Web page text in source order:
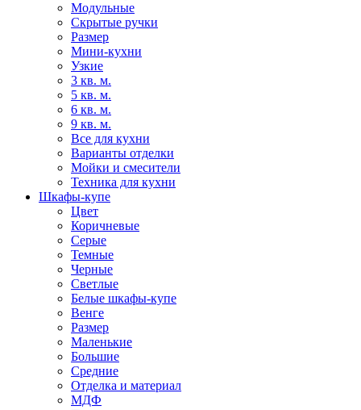
Модульные
Скрытые ручки
Размер
Мини-кухни
Узкие
3 кв. м.
5 кв. м.
6 кв. м.
9 кв. м.
Все для кухни
Варианты отделки
Мойки и смесители
Техника для кухни
Шкафы-купе
Цвет
Коричневые
Серые
Темные
Черные
Светлые
Белые шкафы-купе
Венге
Размер
Маленькие
Большие
Средние
Отделка и материал
МДФ